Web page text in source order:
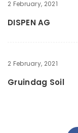
2 February, 2021
DISPEN AG
2 February, 2021
Gruindag Soil